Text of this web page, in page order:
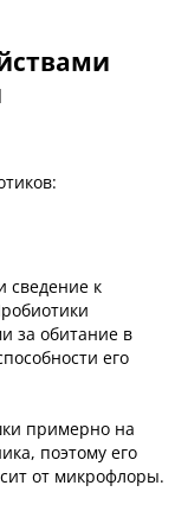
сведение к
за обитание в
его
примерно на
поэтому его
от микрофлоры.